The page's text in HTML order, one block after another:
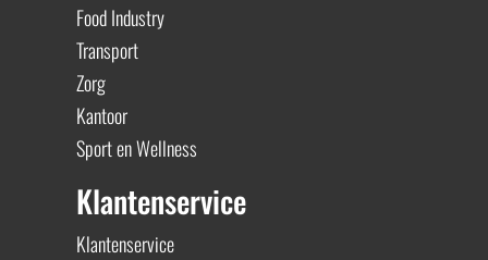
Food Industry
Transport
Zorg
Kantoor
Sport en Wellness
Klantenservice
Klantenservice